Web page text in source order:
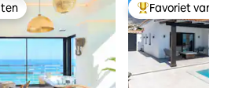
Topfavoriet van
Favoriet van